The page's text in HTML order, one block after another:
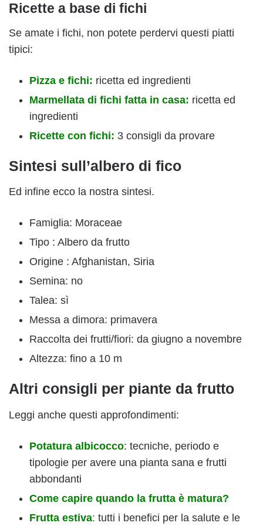
Ricette a base di fichi
Se amate i fichi, non potete perdervi questi piatti
tipici:
Pizza e fichi: ricetta ed ingredienti
Marmellata di fichi fatta in casa: ricetta ed
ingredienti
Ricette con fichi: 3 consigli da provare
Sintesi sull’albero di fico
Ed infine ecco la nostra sintesi.
Famiglia: Moraceae
Tipo : Albero da frutto
Origine : Afghanistan, Siria
Semina: no
Talea: sì
Messa a dimora: primavera
Raccolta dei frutti/fiori: da giugno a novembre
Altezza: fino a 10 m
Altri consigli per piante da frutto
Leggi anche questi approfondimenti:
Potatura albicocco: tecniche, periodo e
tipologie per avere una pianta sana e frutti
abbondanti
Come capire quando la frutta è matura?
Frutta estiva: tutti i benefici per la salute e le